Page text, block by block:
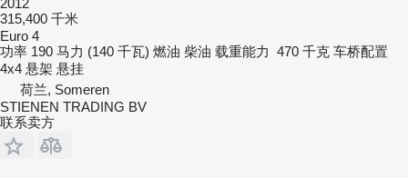
2012
315,400 千米
Euro 4
功率 190 马力 (140 千瓦) 燃油 柴油 载重能力 470 千克 车桥配置
4x4 悬架 悬挂
荷兰, Someren
STIENEN TRADING BV
联系卖方